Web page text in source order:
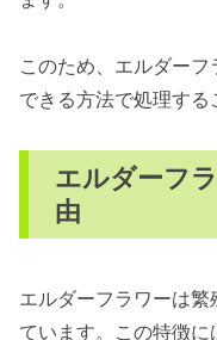
このため、エルダー
できる方法で処理する
エルダーフ
由
エルダーフラワーは
ています。この特徴